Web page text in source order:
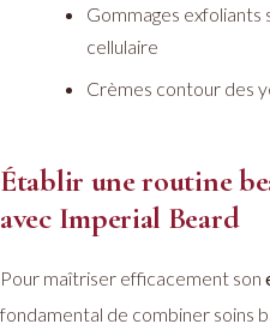
Gommages
cellulaire
Crèmes contour des
Établir une routine
avec Imperial Beard
Pour maîtriser efficacement son
fondamental de combiner soins